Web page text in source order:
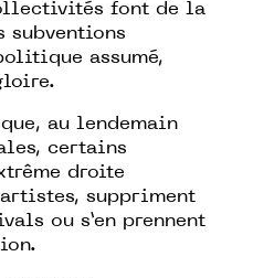
font de la
subventions
assumé,
au lendemain
certains
droite
suppriment
ou s’en prennent